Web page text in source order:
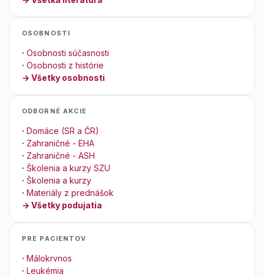
OSOBNOSTI
· Osobnosti súčasnosti
· Osobnosti z histórie
→ Všetky osobnosti
ODBORNÉ AKCIE
· Domáce (SR a ČR)
· Zahraničné - EHA
· Zahraničné - ASH
· Školenia a kurzy SZU
· Školenia a kurzy
· Materiály z prednášok
→ Všetky podujatia
PRE PACIENTOV
· Málokrvnos
· Leukémia